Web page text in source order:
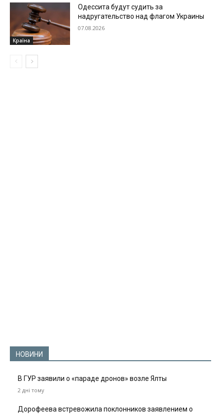
Країна
Одессита будут судить за
надругательство над флагом Украины
07.08.2026
НОВИНИ
В ГУР заявили о «параде дронов» возле Ялты
2 дні тому
Дорофеева встревожила поклонников заявлением о